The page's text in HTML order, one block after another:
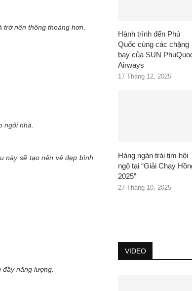
trở nên thông thoáng hơn
ngôi nhà.
này sẽ tạo nên vẻ đẹp bình
năng lượng.
Hành trình đến Phú
Quốc cùng các chặng
bay của SUN
Airways
17 Tháng 12, 2025
Hàng ngàn trái tim hội
ngộ tại “Giải Chạy
2025”
27 Tháng 10, 2025
VIDEO